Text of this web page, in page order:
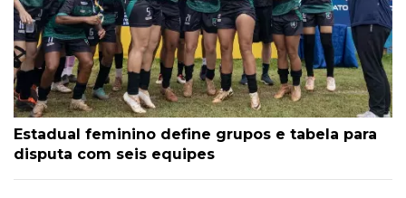
Estadual feminino define grupos e tabela para
disputa com seis equipes